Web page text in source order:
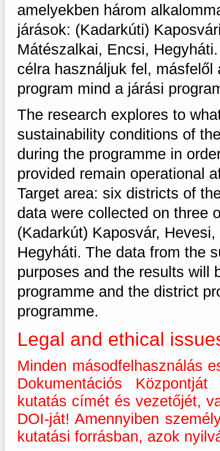
amelyekben három
járások: (Kadarkúti)
Mátészalkai, Encsi,
célra használjuk fel,
program mind a járási
The research explores to
sustainability conditions of
during the programme in
provided remain operational
Target area: six districts of
data were collected on three
(Kadarkút) Kaposvár,
Hegyháti. The data from the
purposes and the results will
programme and the district
programme.
Legal and ethical
Minden másodfelhasználás
Dokumentációs
kutatás címét és vezetőjét,
DOI-ját! Amennyiben
kutatási forrásban, azok